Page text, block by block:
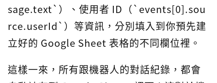
sage.text`）、使用者 ID（`events[0].sou
rce.userId`）等資訊，分別填入到你預先建
立好的 Google Sheet 表格的不同欄位裡。
這樣一來，所有跟機器人的對話紀錄，都會